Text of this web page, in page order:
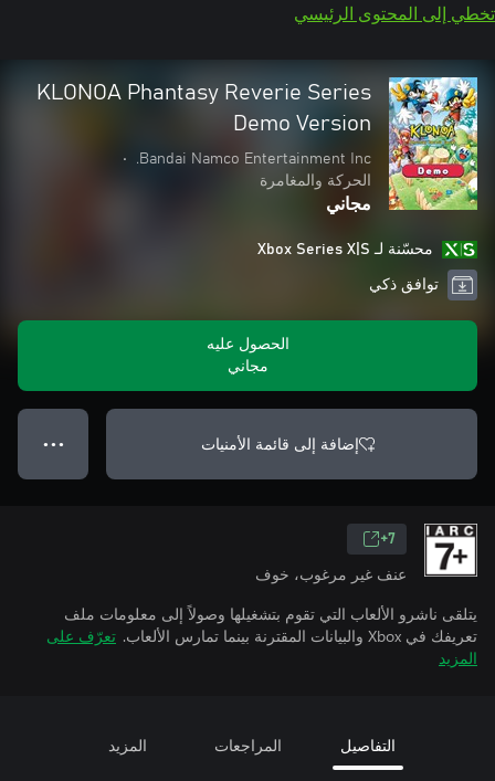
تخطي إلى المحتوى الرئيسي
KLONOA Phantasy Reverie Series
Demo Version
Bandai Namco Entertainment Inc.
•
الحركة والمغامرة
مجاني
محسّنة لـ Xbox Series X|S
توافق ذكي
الحصول عليه
مجاني
إضافة إلى قائمة الأمنيات ● ● ●
7+
عنف غير مرغوب، خوف
يتلقى ناشرو الألعاب التي تقوم بتشغيلها وصولاً إلى معلومات ملف
تعريفك في Xbox والبيانات المقترنة بينما تمارس الألعاب.
تعرّف على
المزيد
التفاصيل المراجعات المزيد